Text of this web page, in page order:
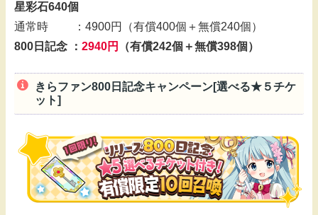
星彩石640個
通常時 ：4900円（有償400個＋無償240個）
800日記念 ： 2940円 （有償242個＋無償398個）
きらファン800日記念キャンペーン[選べる★５チケ
ット]